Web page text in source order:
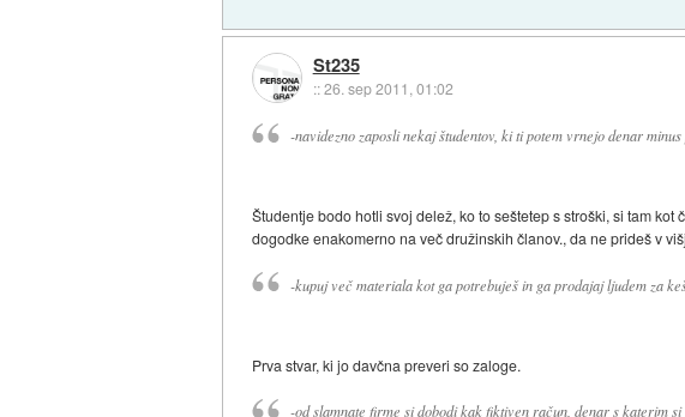
St235
::26. sep 2011, 01:02
-navidezno zaposli nekaj študentov, ki ti potem vrnejo denar
Študentje bodo hotli svoj delež, ko to seštetep s stroški, si tam
dogodke enakomerno na več družinskih članov., da ne prideš v
-kupuj več materiala kot ga potrebuješ in ga prodajaj ljudem za
Prva stvar, ki jo davčna preveri so zaloge.
-od slamnate firme si dobodi kak fiktiven račun, denar s katerim